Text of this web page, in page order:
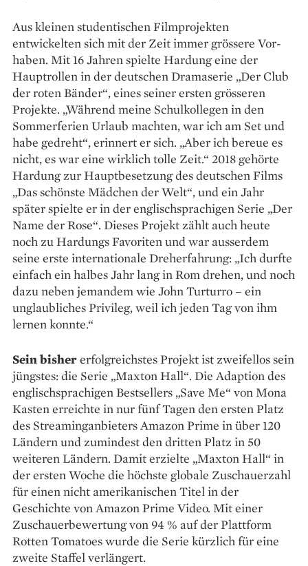
Aus kleinen studentischen Filmprojekten
entwickelten sich mit der Zeit immer grössere Vor­
haben. Mit 16 Jahren spielte Hardung eine der
Hauptrollen in der deutschen Dramaserie „Der Club
der roten Bänder“, eines seiner ersten grösseren
Projekte. „Während meine Schulkollegen in den
Sommer­ferien Urlaub machten, war ich am Set und
habe gedreht“, erinnert er sich. „Aber ich bereue es
nicht, es war eine wirklich tolle Zeit.“ 2018 gehörte
Hardung zur Hauptbesetzung des deutschen Films
„Das schönste Mädchen der Welt“, und ein Jahr
später spielte er in der englisch­sprachigen Serie „Der
Name der Rose“. Dieses Projekt zählt auch heute
noch zu Hardungs Favoriten und war ausserdem
seine erste internationale Dreherfahrung: „Ich durfte
einfach ein halbes Jahr lang in Rom drehen, und noch
dazu neben jemandem wie John Turturro – ein
unglaubliches Privileg, weil ich jeden Tag von ihm
lernen konnte.“
Sein bishererfolgreichstes Projekt ist zweifellos sein
jüngstes: die Serie „Maxton Hall“. Die ­Adaption des
englischsprachigen ­Bestsellers „Save Me“ von Mona
Kasten erreichte in nur fünf Tagen den ersten Platz
des Streaminganbieters Amazon Prime in über 120
Ländern und zumindest den dritten Platz in 50
weiteren Ländern. Damit erzielte „Maxton Hall“ in
der ersten Woche die höchste globale Zuschauerzahl
für einen nicht amerikanischen Titel in der
Geschichte von Amazon Prime Video. Mit einer
Zuschauerbewertung von 94 % auf der Plattform
Rotten Tomatoes wurde die Serie kürzlich für eine
zweite Staffel verlängert.